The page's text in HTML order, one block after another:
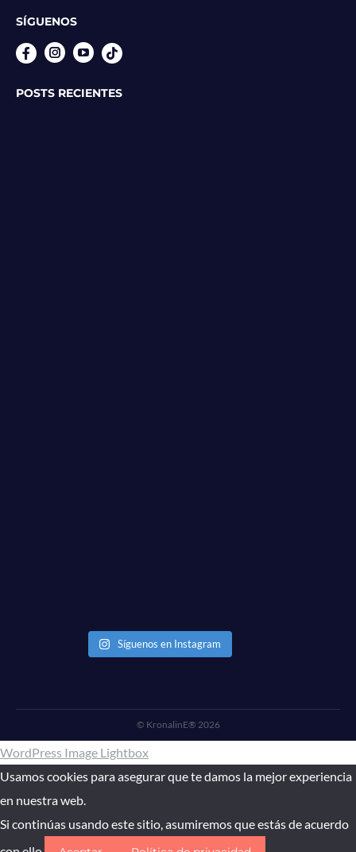
SÍGUENOS
InstagramYouTube
POSTS RECIENTES
Síguenos en Instagram
© KronalinE® 2026
WordPress Image Lightbox
Usamos cookies para asegurar que te damos la mejor experiencia
en nuestra web.
Si continúas usando este sitio, asumiremos que estás de acuerdo